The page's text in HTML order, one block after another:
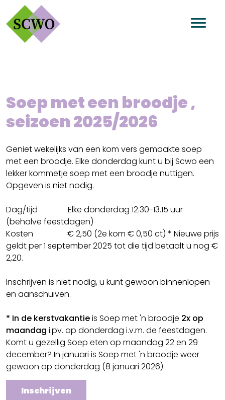
Soep met een broodje ,
seizoen 2025/2026
Geniet wekelijks van een kom vers gemaakte soep
met een broodje. Elke donderdag kunt u bij Scwo een
lekker kommetje soep met een broodje nuttigen.
Opgeven is niet nodig.
Dag/tijd Elke donderdag 12.30-13.15 uur
(behalve feestdagen)
Kosten € 2,50 (2e kom € 0,50 ct) * Nieuwe prijs
geldt per 1 september 2025 tot die tijd betaalt u nog €
2,20.
Inschrijven is niet nodig, u kunt gewoon binnenlopen
en aanschuiven.
* In de kerstvakantieis Soep met 'n broodje 2x op
maandag i.pv. op donderdag i.v.m. de feestdagen.
Komt u gezellig Soep eten op maandag 22 en 29
december? In januari is Soep met 'n broodje weer
gewoon op donderdag (8 januari 2026).
Inschrijven